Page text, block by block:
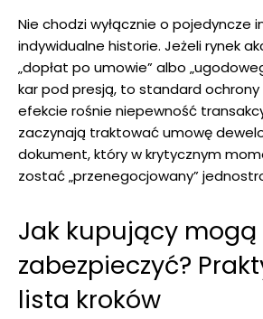
Nie chodzi wyłącznie o pojedyncze
indywidualne historie. Jeżeli rynek
„dopłat po umowie” albo
kar pod presją, to standard ochrony
efekcie rośnie niepewność
zaczynają traktować umowę
dokument, który w krytycznym
zostać „przenegocjowany”
Jak kupujący mogą
zabezpieczyć?
lista kroków